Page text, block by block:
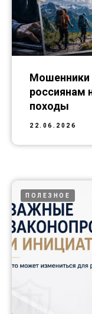
Мошенники
россиянам
походы
22.06.2026
ПОЛЕЗНОЕ